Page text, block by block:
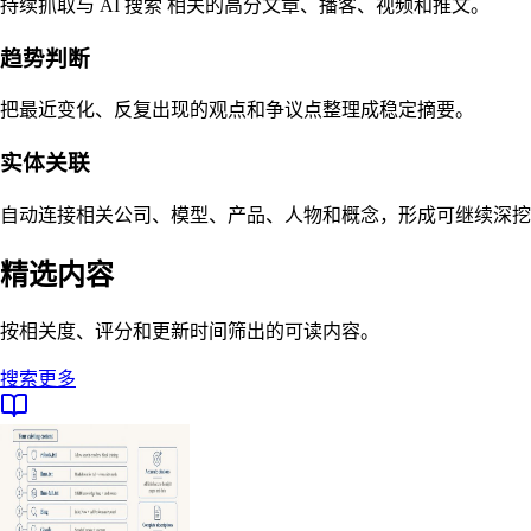
持续抓取与 AI 搜索 相关的高分文章、播客、视频和推文。
趋势判断
把最近变化、反复出现的观点和争议点整理成稳定摘要。
实体关联
自动连接相关公司、模型、产品、人物和概念，形成可继续深
精选内容
按相关度、评分和更新时间筛出的可读内容。
搜索更多